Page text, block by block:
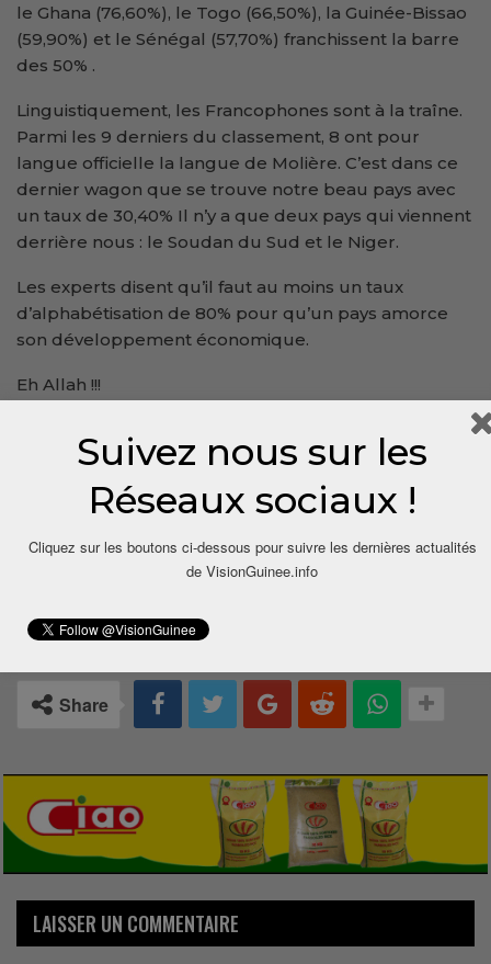
le Ghana (76,60%), le Togo (66,50%), la Guinée-Bissao
(59,90%) et le Sénégal (57,70%) franchissent la barre
des 50% .
Linguistiquement, les Francophones sont à la traîne.
Parmi les 9 derniers du classement, 8 ont pour
langue officielle la langue de Molière. C’est dans ce
dernier wagon que se trouve notre beau pays avec
un taux de 30,40% Il n’y a que deux pays qui viennent
derrière nous : le Soudan du Sud et le Niger.
Les experts disent qu’il faut au moins un taux
d’alphabétisation de 80% pour qu’un pays amorce
son développement économique.
Eh Allah !!!
0
Share
LAISSER UN COMMENTAIRE
Suivez nous sur les
Réseaux sociaux !
Cliquez sur les boutons ci-dessous pour suivre les dernières actualités
de VisionGuinee.info